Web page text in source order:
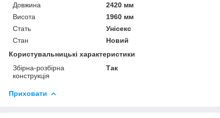
Довжина
2420 мм
Висота
1960 мм
Стать
Унісекс
Стан
Новий
Користувальницькі характеристики
Збірна-розбірна
конструкція
Так
Приховати